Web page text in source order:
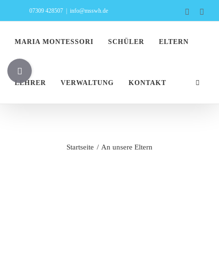
Inhalt
springen
07309 428507 | info@msswh.de Facebook
MARIA MONTESSORI SCHÜLER ELTERN
LEHRER VERWALTUNG KONTAKT
Startseite An unsere Eltern
Toggle
Sliding